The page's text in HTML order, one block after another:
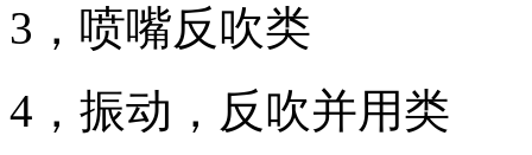
3，喷嘴反吹类
4，振动，反吹并用类